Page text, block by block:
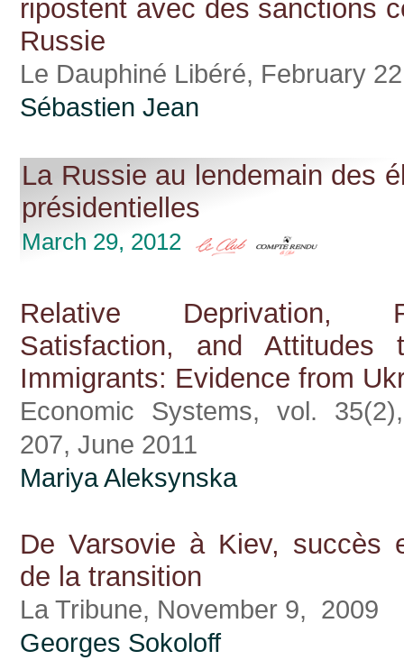
ripostent avec des sanctions
Russie
Le Dauphiné Libéré, February
Sébastien Jean
La Russie au lendemain des
présidentielles
March 29, 2012
Relative Deprivation,
Satisfaction, and Attitudes
Immigrants: Evidence from
Economic Systems, vol.
207, June 2011
Mariya Aleksynska
De Varsovie à Kiev, succès
de la transition
La Tribune, November 9, 2009
Georges Sokoloff